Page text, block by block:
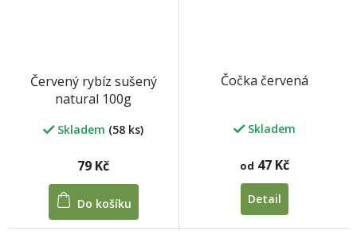
Červený rybíz sušený
natural 100g
Skladem (58 ks)
79 Kč
Do košíku
Čočka červená
Skladem
od 47 Kč
Detail